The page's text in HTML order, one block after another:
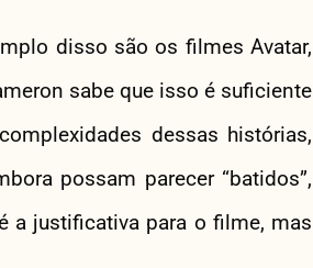
disso são os filmes Avatar,
sabe que isso é suficiente
dessas histórias,
possam parecer “batidos”,
a justificativa para o filme, mas